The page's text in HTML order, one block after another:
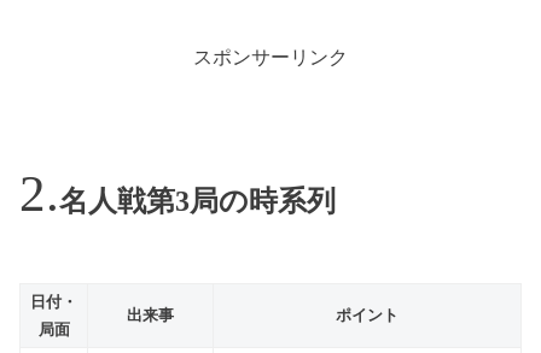
スポンサーリンク
名人戦第3局の時系列
日付・
局面
出来事 ポイント